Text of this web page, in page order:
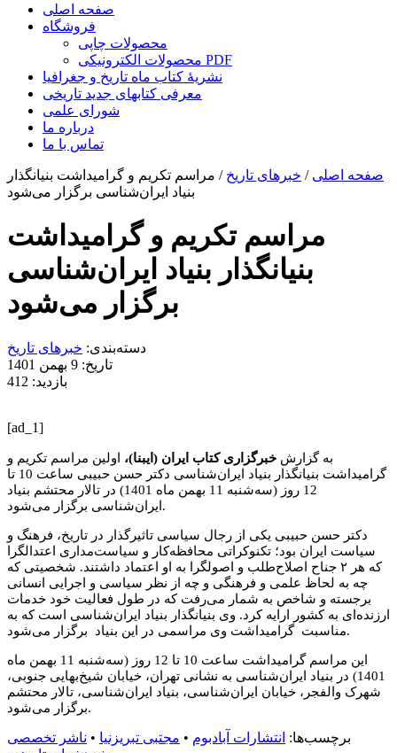
صفحه اصلی
فروشگاه
محصولات چاپی
محصولات الکترونیکی PDF
نشریۀ کتاب ماه تاریخ و جغرافیا
معرفی کتابهای جدید تاریخی
شورای علمی
درباره ما
تماس با ما
صفحه اصلی / خبرهای تاریخ / مراسم تکریم و گرامیداشت بنیانگذار
بنیاد ایران‌شناسی برگزار می‌شود
مراسم تکریم و گرامیداشت
بنیانگذار بنیاد ایران‌شناسی
برگزار می‌شود
دسته‌بندی: خبرهای تاریخ
تاریخ: 9 بهمن 1401
بازدید: 412
[ad_1]
به گزارش خبرگزاری کتاب ایران (ایبنا)، اولین مراسم تکریم و
گرامیداشت بنیانگذار بنیاد ایران‌شناسی دکتر حسن حبیبی ساعت 10 تا
12 روز (سه‌شنبه 11 بهمن ماه 1401) در تالار محتشم بنیاد
ایران‌شناسی برگزار می‌شود.
دکتر حسن‌ حبیبی یکی از رجال سیاسی تاثیرگذار در تاریخ، فرهنگ و
سیاست ایران بود؛ تکنوکراتی محافظه‌کار و سیاست‌مداری اعتدالگرا
که هر ۲ جناح اصلاح‌طلب و اصولگرا به او اعتماد داشتند. شخصیتی که
چه به لحاظ علمی و فرهنگی و چه از نظر سیاسی و اجرایی انسانی
برجسته و شاخص به شمار می‌رفت که در طول فعالیت خود خدمات
ارزنده‌ای به کشور ارایه کرد. وی بنیانگذار بنیاد ایران‌شناسی است که به
مناسبت گرامیداشت وی مراسمی در این بنیاد برگزار می‌شود.
این مراسم گرامیداشت ساعت 10 تا 12 روز (سه‌شنبه 11 بهمن ماه
1401) در بنیاد ایران‌شناسی به نشانی تهران، خیابان شیخ‌بهایی ‌جنوبی،
شهرک والفجر، خیابان ایران‌شناسی، بنیاد ایران‌شناسی، تالار محتشم
برگزار می‌شود.
برچسب‌ها: انتشارات آبادبوم • مجتبی تبریزنیا • ناشر تخصصی